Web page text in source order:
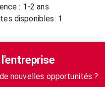
: 1-2 ans
disponibles: 1
nouvelles opportunités ?